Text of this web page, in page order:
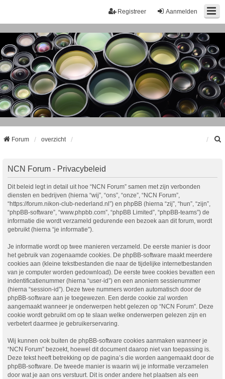
Aanmelden
Registreer
Forum overzicht
NCN Forum - Privacybeleid
Dit beleid legt in detail uit hoe “NCN Forum” samen met zijn verbonden
diensten en bedrijven (hierna “wij”, “ons”, “onze”, “NCN Forum”,
“https://forum.nikon-club-nederland.nl”) en phpBB (hierna “zij”, “hun”, “zijn”,
“phpBB-software”, “www.phpbb.com”, “phpBB Limited”, “phpBB-teams”) de
informatie die wordt verzameld gedurende een bezoek aan dit forum, wordt
gebruikt (hierna “je informatie”).
Je informatie wordt op twee manieren verzameld. De eerste manier is door
het gebruik van zogenaamde cookies. De phpBB-software maakt meerdere
cookies aan (kleine tekstbestanden die naar de tijdelijke internetbestanden
van je computer worden gedownload). De eerste twee cookies bevatten een
indentificatienummer (hierna “user-id”) en een anoniem sessienummer
(hierna “session-id”). Deze twee nummers worden automatisch door de
phpBB-software aan je toegewezen. Een derde cookie zal worden
aangemaakt wanneer je onderwerpen hebt gelezen op “NCN Forum”. Deze
cookie wordt gebruikt om op te slaan welke onderwerpen gelezen zijn en
verbetert daarmee je gebruikerservaring.
Wij kunnen ook buiten de phpBB-software cookies aanmaken wanneer je
“NCN Forum” bezoekt, hoewel dit document daarop niet van toepassing is.
Deze tekst heeft betrekking op de pagina’s die worden aangemaakt door de
phpBB-software. De tweede manier is waarin wij je informatie verzamelen
door wat je aan ons verstuurt. Dit is onder andere het plaatsen als een